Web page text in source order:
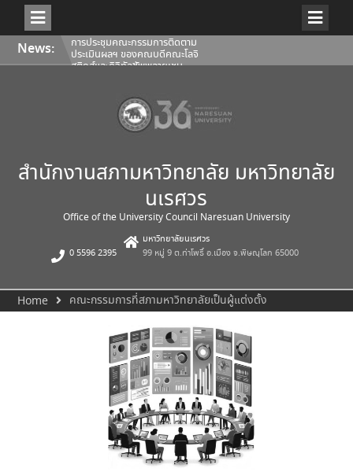
Skip
content
News: การประชุมคณะกรรมการติดตาม
ประเมินผลฯ ของคณบดีคณะโลจิ
สติกส์และดิจิทัลซัพพลายเชน
ครั้งที่ 350 (8/2569) วันเสาร์ที่ 1
สิงหาคม 2569
การประชุมคณะกรรมการติดตาม
ประเมินผลฯ ของคณบดีคณะ
สำนักงานสภามหาวิทยาลัย มหาวิทยาลัย
นเรศวร
Office of the University Council Naresuan University
0 5596 2395
มหาวิทยาลัยนเรศวร
99 หมู่ 9 ต.ท่าโพธิ์ อ.เมือง จ.พิษณุโลก 65000
Home คณะกรรมการที่สภามหาวิทยาลัยเป็นผู้แต่งตั้ง